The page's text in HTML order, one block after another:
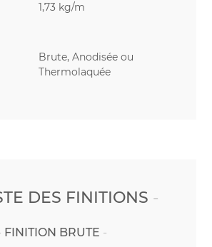
1,73 kg/m
Brute, Anodisée ou
Thermolaquée
DES FINITIONS
FINITION BRUTE